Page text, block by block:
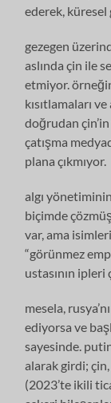
ederek,
gezegen
aslında çin ile
etmiyor.
kısıtlamaları
doğrudan
çatışma
plana çıkmıyor.
algı
biçimde
var, ama
“görünmez
ustasının
mesela,
ediyorsa ve
sayesinde.
alarak girdi;
(2023’te ikili